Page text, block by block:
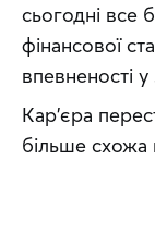
сьогодні все
фінансової
впевненості
Кар'єра
більше схожа